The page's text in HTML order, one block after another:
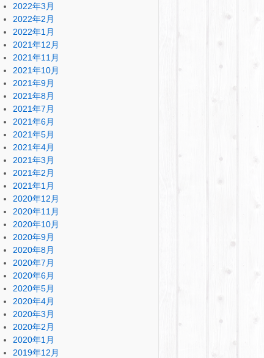
2022年3月
2022年2月
2022年1月
2021年12月
2021年11月
2021年10月
2021年9月
2021年8月
2021年7月
2021年6月
2021年5月
2021年4月
2021年3月
2021年2月
2021年1月
2020年12月
2020年11月
2020年10月
2020年9月
2020年8月
2020年7月
2020年6月
2020年5月
2020年4月
2020年3月
2020年2月
2020年1月
2019年12月